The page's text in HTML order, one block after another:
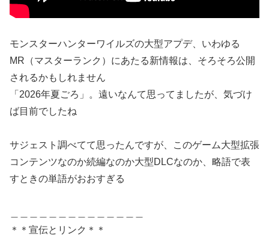
モンスターハンターワイルズの大型アプデ、いわゆる
MR（マスターランク）にあたる新情報は、そろそろ公開
されるかもしれません
「2026年夏ごろ」。遠いなんて思ってましたが、気づけ
ば目前でしたね
サジェスト調べてて思ったんですが、このゲーム大型拡張
コンテンツなのか続編なのか大型DLCなのか、略語で表
すときの単語がおおすぎる
＊＊宣伝とリンク＊＊